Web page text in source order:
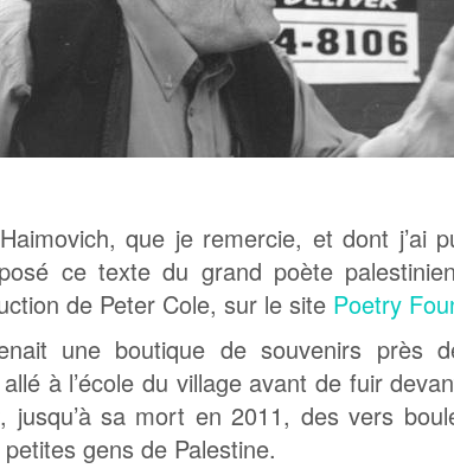
que je remercie, et dont j’ai
ce texte du grand poète
de Peter Cole, sur le site Poetry
une boutique de souvenirs près
à l’école du village avant de fuir
sa mort en 2011, des vers
gens de Palestine.